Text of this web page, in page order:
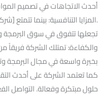
أحدث الاتجاهات في تصميم
.المزايا التنافسية: بينما تتمتع
تجعلها تتفوق في سوق البرمجة
والكفاءة: تمتلك الشركة فريقاً
بخبرة واسعة في مجال البرمجة
كما تعتمد الشركة على أحدث
حلول مبتكرة وفعالة. التواصل